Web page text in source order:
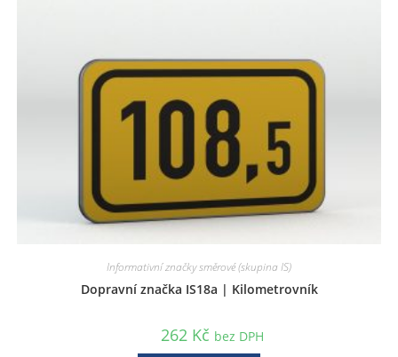
Informativní značky směrové (skupina IS)
Dopravní značka IS18a | Kilometrovník
262 Kč bez DPH